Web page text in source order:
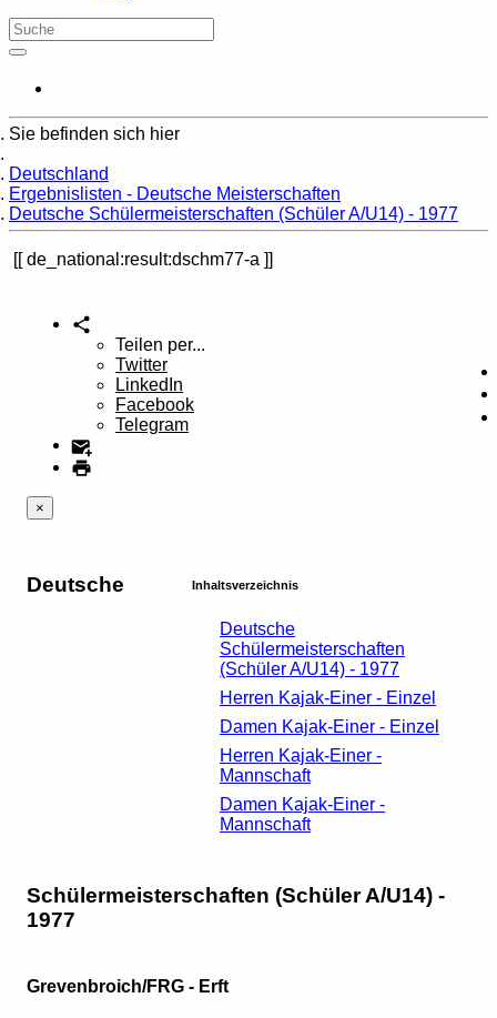
Sie befinden sich hier
Deutschland
Ergebnislisten - Deutsche Meisterschaften
Deutsche Schülermeisterschaften (Schüler A/U14) - 1977
de_national:result:dschm77-a
Teilen per...
Twitter
LinkedIn
Facebook
Telegram
×
Inhaltsverzeichnis
Deutsche
Schülermeisterschaften
(Schüler A/U14) - 1977
Herren Kajak-Einer - Einzel
Damen Kajak-Einer - Einzel
Herren Kajak-Einer -
Mannschaft
Damen Kajak-Einer -
Mannschaft
Deutsche
Schülermeisterschaften (Schüler A/U14) -
1977
Grevenbroich/FRG - Erft